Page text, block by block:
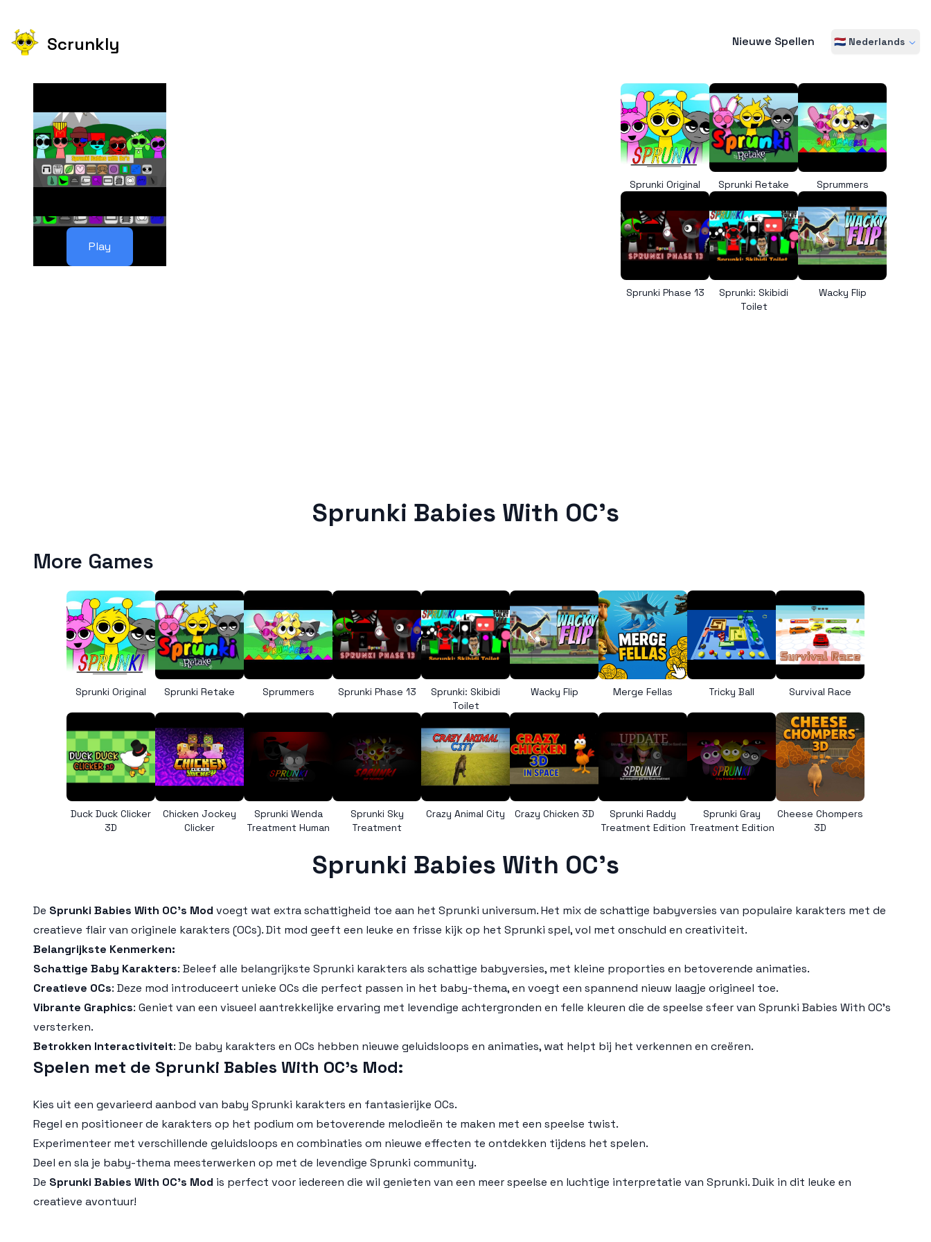
Scrunkly Nieuwe Spellen 🇳🇱 Nederlands
Play
Sprunki Original Sprunki Retake Sprummers
Sprunki Phase 13
Sprunki: Skibidi
Toilet
Wacky Flip
Sprunki Babies With OC’s
More Games
Sprunki Original Sprunki Retake Sprummers Sprunki Phase 13
Sprunki: Skibidi
Toilet
Wacky Flip Merge Fellas Tricky Ball Survival Race
Duck Duck Clicker
3D
Chicken Jockey
Clicker
Sprunki Wenda
Treatment Human
Sprunki Sky
Treatment
Crazy Animal City Crazy Chicken 3D
Sprunki Raddy
Treatment Edition
Sprunki Gray
Treatment Edition
Cheese Chompers
3D
Sprunki Babies With OC’s
De Sprunki Babies With OC’s Mod voegt wat extra schattigheid toe aan het Sprunki universum. Het mix de schattige babyversies van populaire karakters met de
creatieve flair van originele karakters (OCs). Dit mod geeft een leuke en frisse kijk op het Sprunki spel, vol met onschuld en creativiteit.
Belangrijkste Kenmerken:
Schattige Baby Karakters: Beleef alle belangrijkste Sprunki karakters als schattige babyversies, met kleine proporties en betoverende animaties.
Creatieve OCs: Deze mod introduceert unieke OCs die perfect passen in het baby-thema, en voegt een spannend nieuw laagje origineel toe.
Vibrante Graphics: Geniet van een visueel aantrekkelijke ervaring met levendige achtergronden en felle kleuren die de speelse sfeer van Sprunki Babies With OC’s
versterken.
Betrokken Interactiviteit: De baby karakters en OCs hebben nieuwe geluidsloops en animaties, wat helpt bij het verkennen en creëren.
Spelen met de Sprunki Babies With OC’s Mod:
Kies uit een gevarieerd aanbod van baby Sprunki karakters en fantasierijke OCs.
Regel en positioneer de karakters op het podium om betoverende melodieën te maken met een speelse twist.
Experimenteer met verschillende geluidsloops en combinaties om nieuwe effecten te ontdekken tijdens het spelen.
Deel en sla je baby-thema meesterwerken op met de levendige Sprunki community.
De Sprunki Babies With OC’s Mod is perfect voor iedereen die wil genieten van een meer speelse en luchtige interpretatie van Sprunki. Duik in dit leuke en
creatieve avontuur!